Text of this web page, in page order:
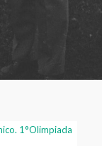
1°Olimpiada